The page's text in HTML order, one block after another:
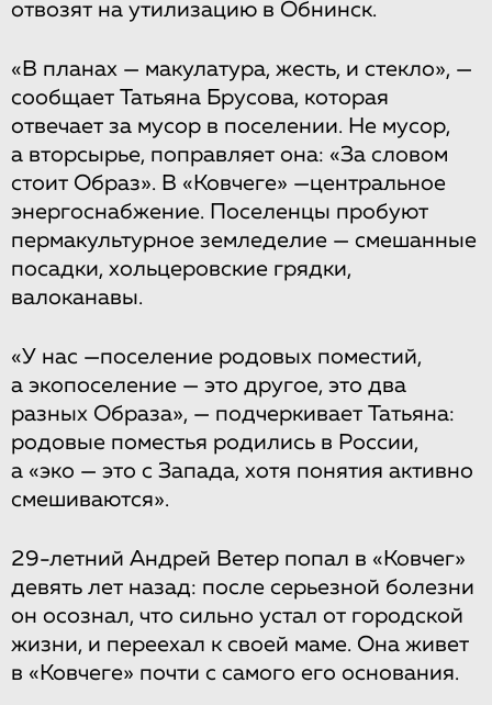
отвозят на утилизацию в Обнинск.
«В планах — макулатура, жесть, и стекло», —
сообщает Татьяна Брусова, которая
отвечает за мусор в поселении. Не мусор,
а вторсырье, поправляет она: «За словом
стоит Образ». В «Ковчеге» —центральное
энергоснабжение. Поселенцы пробуют
пермакультурное земледелие — смешанные
посадки, хольцеровские грядки,
валоканавы.
«У нас —поселение родовых поместий,
а экопоселение — это другое, это два
разных Образа», — подчеркивает Татьяна:
родовые поместья родились в России,
а «эко — это с Запада, хотя понятия активно
смешиваются».
29-летний Андрей Ветер попал в «Ковчег»
девять лет назад: после серьезной болезни
он осознал, что сильно устал от городской
жизни, и переехал к своей маме. Она живет
в «Ковчеге» почти с самого его основания.